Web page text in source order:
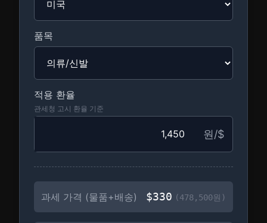
품목
적용 환율
관세청 고시 환율 기준
원/$
과세 가격 (물품+배송) $330 (478,500원)